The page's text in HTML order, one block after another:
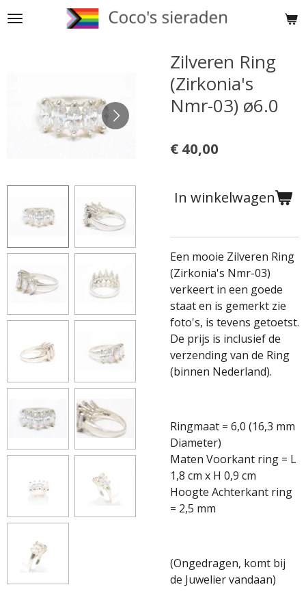
Ga
Zilveren Ring
(Zirkonia's
Nmr-03) ø6.0
€ 40,00
In winkelwagen
Een mooie Zilveren Ring
(Zirkonia's Nmr-03)
verkeert in een goede
staat en is gemerkt zie
foto's, is tevens getoetst.
De prijs is inclusief de
verzending van de Ring
(binnen Nederland).
Ringmaat = 6,0 (16,3 mm
Diameter)
Maten Voorkant ring = L
1,8 cm x H 0,9 cm
Hoogte Achterkant ring
= 2,5 mm
(Ongedragen, komt bij
de Juwelier vandaan)